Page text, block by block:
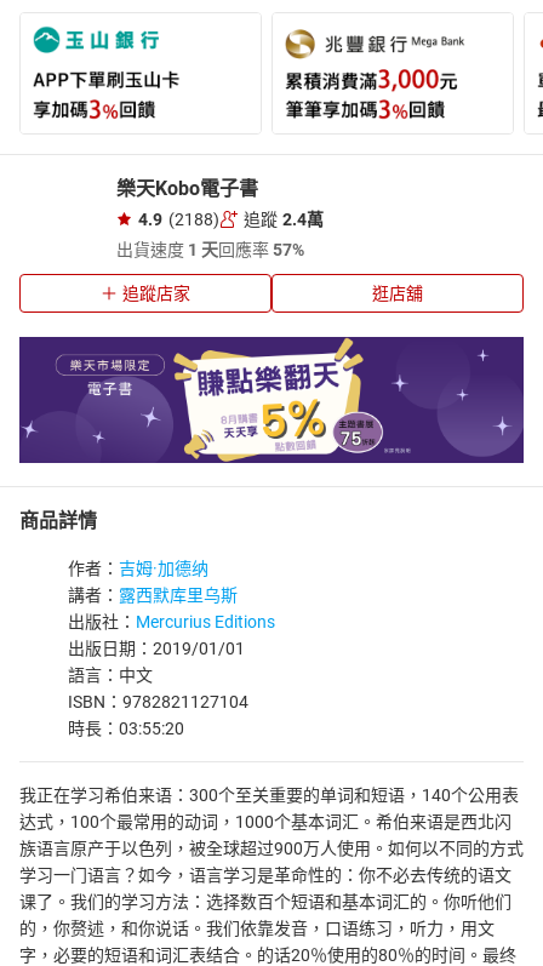
樂天Kobo電子書
4.9 (2188) 追蹤 2.4萬
出貨速度 1 天回應率57%
追蹤店家 逛店舖
商品詳情
作者： 吉姆·加德纳
講者： 露西默库里乌斯
出版社： Mercurius Editions
出版日期：2019/01/01
語言：中文
ISBN：9782821127104
時長：03:55:20
我正在学习希伯来语：300个至关重要的单词和短语，140个公用表
达式，100个最常用的动词，1000个基本词汇。希伯来语是西北闪
族语言原产于以色列，被全球超过900万人使用。如何以不同的方式
学习一门语言？如今，语言学习是革命性的：你不必去传统的语文
课了。我们的学习方法：选择数百个短语和基本词汇的。你听他们
的，你赘述，和你说话。我们依靠发音，口语练习，听力，用文
字，必要的短语和词汇表结合。的话20％使用的80％的时间。最终